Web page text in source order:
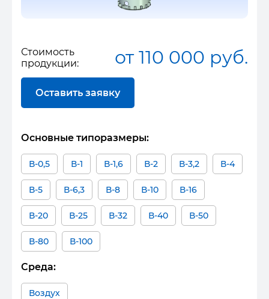
Стоимость
продукции:
от 110 000 руб.
Оставить заявку
Основные типоразмеры:
В-0,5 В-1 В-1,6 В-2 В-3,2 В-4
В-5 В-6,3 В-8 В-10 В-16
В-20 В-25 В-32 В-40 В-50
В-80 В-100
Среда:
Воздух